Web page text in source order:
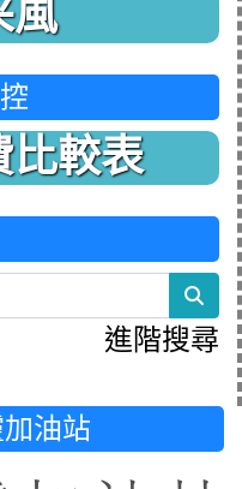
風
比較表
進階搜尋
油站